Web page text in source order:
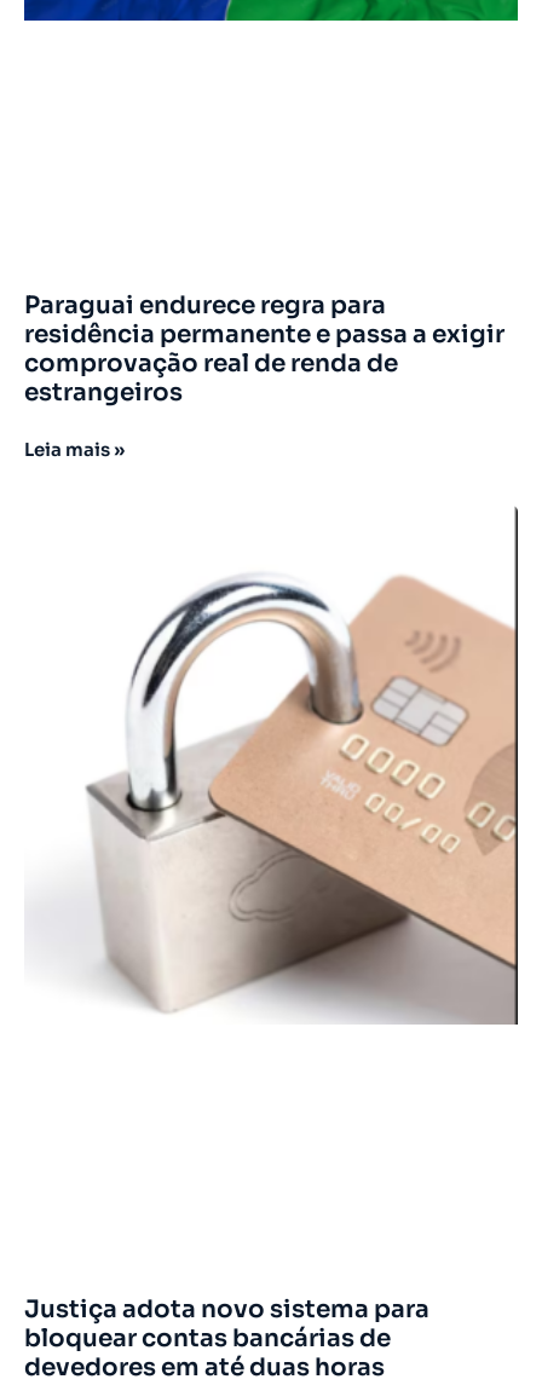
Paraguai endurece regra para
residência permanente e passa a exigir
comprovação real de renda de
estrangeiros
Leia mais »
Justiça adota novo sistema para
bloquear contas bancárias de
devedores em até duas horas